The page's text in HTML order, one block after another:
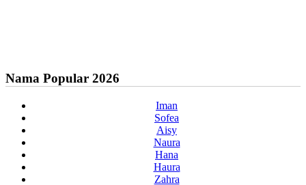
Nama Popular 2026
Iman
Sofea
Aisy
Naura
Hana
Haura
Zahra